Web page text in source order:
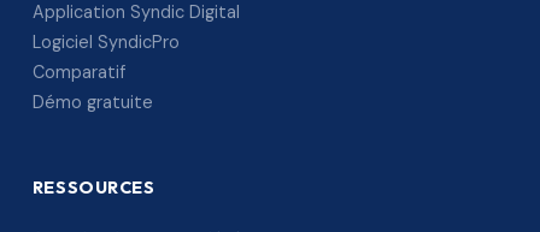
Application Syndic Digital
Logiciel SyndicPro
Comparatif
Démo gratuite
RESSOURCES